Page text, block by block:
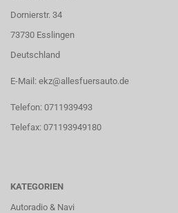
Dornierstr. 34
73730 Esslingen
Deutschland
E-Mail: ekz@allesfuersauto.de
Telefon: 0711939493
Telefax: 071193949180
KATEGORIEN
Autoradio & Navi